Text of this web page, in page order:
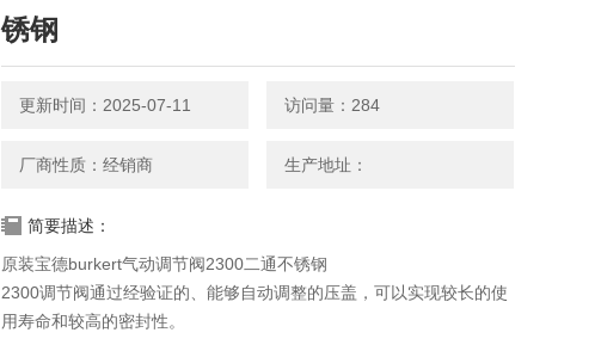
锈钢
更新时间：2025-07-11 访问量：284
厂商性质：经销商 生产地址：
简要描述：
原装宝德burkert气动调节阀2300二通不锈钢
2300调节阀通过经验证的、能够自动调整的压盖，可以实现较长的使
用寿命和较高的密封性。